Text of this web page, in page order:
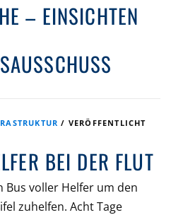
– EINSICHTEN
/ VERÖFFENTLICHT
BEI DER FLUT
Bus voller Helfer um den
zuhelfen. Acht Tage